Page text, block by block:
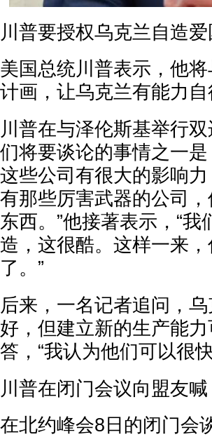
川普要授权乌克兰自造
美国总统川普表示，他
计画，让乌克兰有能力
川普在与泽伦斯基举行
们将要谈论的事情之一
这些公司有很大的影响
有那些厉害武器的公司
东西。”他接著表示，“
造，这很酷。这样一来
了。”
后来，一名记者追问，
好，但建立新的生产能
答，“我认为他们可以很
川普在闭门会议向盟友
在北约峰会8日的闭门会